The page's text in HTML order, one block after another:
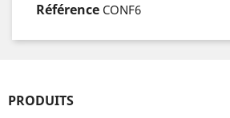
Référence CONF6
PRODUITS